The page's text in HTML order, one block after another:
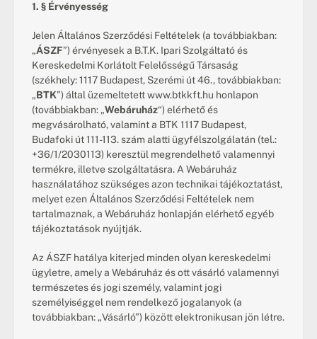
1. § Érvényesség
Jelen Általános Szerződési Feltételek (a továbbiakban:
„ÁSZF”) érvényesek a B.T.K. Ipari Szolgáltató és
Kereskedelmi Korlátolt Felelősségű Társaság
(székhely: 1117 Budapest, Szerémi út 46., továbbiakban:
„BTK”) által üzemeltetett www.btkkft.hu honlapon
(továbbiakban: „Webáruház“) elérhető és
megvásárolható, valamint a BTK 1117 Budapest,
Budafoki út 111-113. szám alatti ügyfélszolgálatán (tel.:
+36/1/2030113) keresztül megrendelhető valamennyi
termékre, illetve szolgáltatásra. A Webáruház
használatához szükséges azon technikai tájékoztatást,
melyet ezen Általános Szerződési Feltételek nem
tartalmaznak, a Webáruház honlapján elérhető egyéb
tájékoztatások nyújtják.
Az ÁSZF hatálya kiterjed minden olyan kereskedelmi
ügyletre, amely a Webáruház és ott vásárló valamennyi
természetes és jogi személy, valamint jogi
személyiséggel nem rendelkező jogalanyok (a
továbbiakban: „Vásárló”) között elektronikusan jön létre.